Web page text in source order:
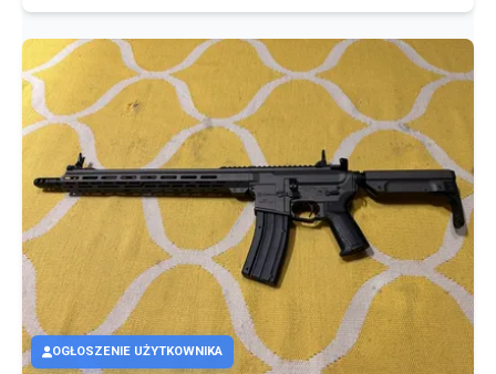
OGŁOSZENIE UŻYTKOWNIKA